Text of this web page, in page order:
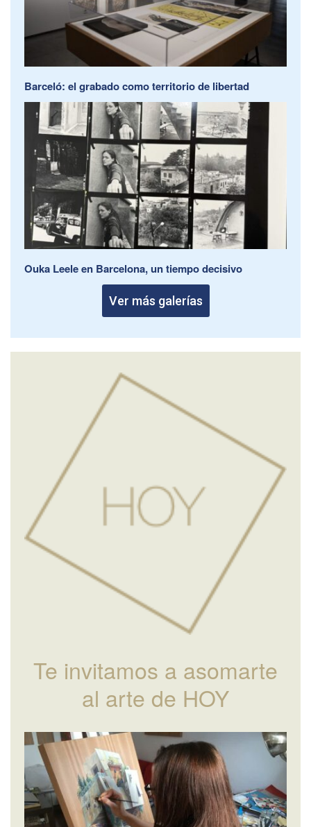
Barceló: el grabado como territorio de libertad
Ouka Leele en Barcelona, un tiempo decisivo
Ver más galerías
Te invitamos a asomarte
al arte de HOY